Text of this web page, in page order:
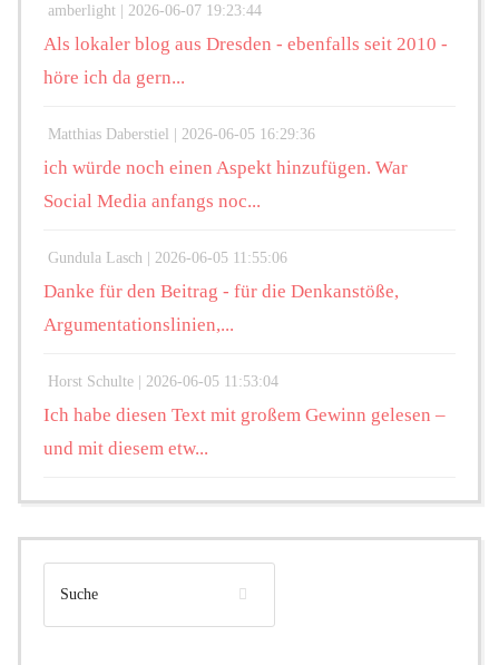
amberlight | 2026-06-07 19:23:44
Als lokaler blog aus Dresden - ebenfalls seit 2010 -
höre ich da gern...
Matthias Daberstiel | 2026-06-05 16:29:36
ich würde noch einen Aspekt hinzufügen. War
Social Media anfangs noc...
Gundula Lasch | 2026-06-05 11:55:06
Danke für den Beitrag - für die Denkanstöße,
Argumentationslinien,...
Horst Schulte | 2026-06-05 11:53:04
Ich habe diesen Text mit großem Gewinn gelesen –
und mit diesem etw...